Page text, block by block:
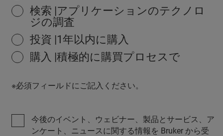
検索 |アプリケーションのテクノロ
ジの調査
投資 |1年以内に購入
購入 |積極的に購買プロセスで
※必須フィールドにご記入ください。
今後のイベント、ウェビナー、製品とサービス、ア
ンケート、ニュースに関する情報を Bruker から受